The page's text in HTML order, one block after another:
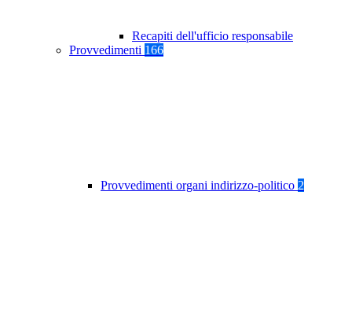
Recapiti dell'ufficio responsabile
Provvedimenti 166
Provvedimenti organi indirizzo-politico 2